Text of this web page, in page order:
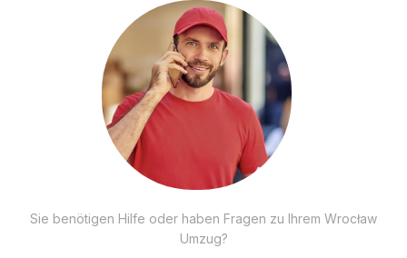
Sie benötigen Hilfe oder haben Fragen zu Ihrem Wrocław
Umzug?